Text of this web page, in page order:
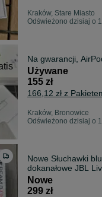
Kraków, Stare Miasto
Odświeżono dzisiaj o
Na gwarancji,
Używane
155 zł
166,12 zł z
Kraków, Bronowice
Odświeżono dzisiaj o
Nowe Słuchawki
dokanałowe JBL
Czarne Okazja
Nowe
299 zł